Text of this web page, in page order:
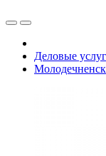
Деловые